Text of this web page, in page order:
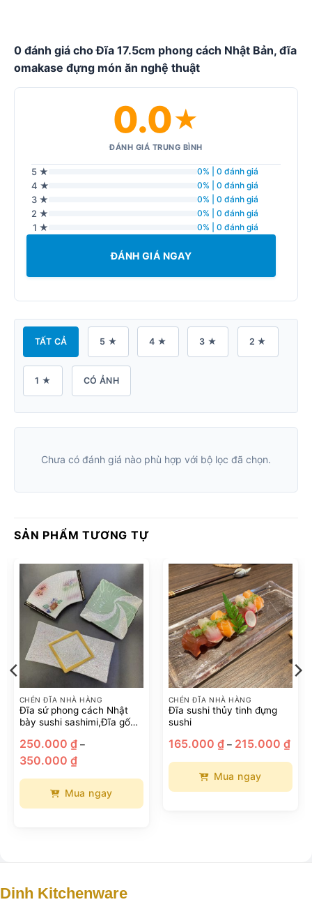
0 đánh giá cho Đĩa 17.5cm phong cách Nhật Bản, đĩa
omakase đựng món ăn nghệ thuật
0.0★
ĐÁNH GIÁ TRUNG BÌNH
5 ★ 0% | 0 đánh giá
4 ★ 0% | 0 đánh giá
3 ★ 0% | 0 đánh giá
2 ★ 0% | 0 đánh giá
1 ★ 0% | 0 đánh giá
ĐÁNH GIÁ NGAY
TẤT CẢ 5 ★ 4 ★ 3 ★ 2 ★
1 ★ CÓ ẢNH
Chưa có đánh giá nào phù hợp với bộ lọc đã chọn.
SẢN PHẨM TƯƠNG TỰ
CHÉN ĐĨA NHÀ HÀNG
Đĩa sứ phong cách Nhật
bày sushi sashimi,Đĩa gốm
omakase
250.000 ₫ –
350.000 ₫Khoảng
giá:
đến
350.000 ₫
Mua ngay
biến
CHÉN ĐĨA NHÀ HÀNG
Đĩa sushi thủy tinh đựng
sushi
165.000 ₫ – 215.000 ₫giá:
Mua ngay
Dinh Kitchenware